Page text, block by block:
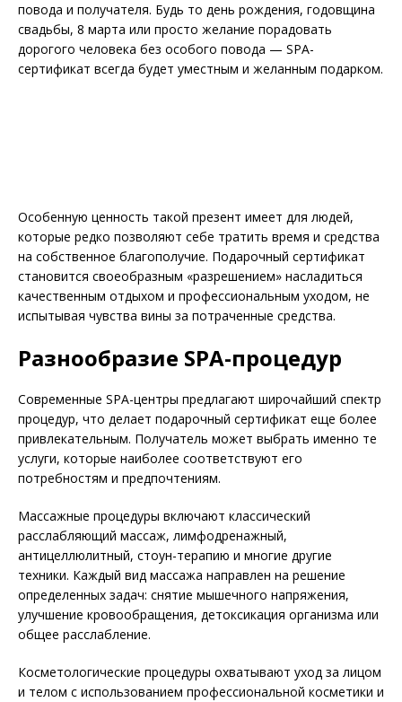
повода и получателя. Будь то день рождения, годовщина
свадьбы, 8 марта или просто желание порадовать
дорогого человека без особого повода — SPA-
сертификат всегда будет уместным и желанным подарком.
Особенную ценность такой презент имеет для людей,
которые редко позволяют себе тратить время и средства
на собственное благополучие. Подарочный сертификат
становится своеобразным «разрешением» насладиться
качественным отдыхом и профессиональным уходом, не
испытывая чувства вины за потраченные средства.
Разнообразие SPA-процедур
Современные SPA-центры предлагают широчайший спектр
процедур, что делает подарочный сертификат еще более
привлекательным. Получатель может выбрать именно те
услуги, которые наиболее соответствуют его
потребностям и предпочтениям.
Массажные процедуры включают классический
расслабляющий массаж, лимфодренажный,
антицеллюлитный, стоун-терапию и многие другие
техники. Каждый вид массажа направлен на решение
определенных задач: снятие мышечного напряжения,
улучшение кровообращения, детоксикация организма или
общее расслабление.
Косметологические процедуры охватывают уход за лицом
и телом с использованием профессиональной косметики и